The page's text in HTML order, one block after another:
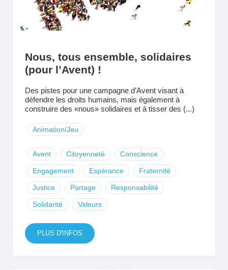
Nous, tous ensemble, solidaires
(pour l’Avent) !
Des pistes pour une campagne d’Avent visant à
défendre les droits humains, mais également à
construire des «nous» solidaires et à tisser des (...)
Animation/Jeu
Avent Citoyenneté Conscience
Engagement Espérance Fraternité
Justice Partage Responsabilité
Solidarité Valeurs
PLUS D'INFOS